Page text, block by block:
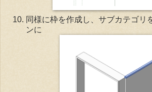
同様に枠を作成し、サブカテゴリ
ンに